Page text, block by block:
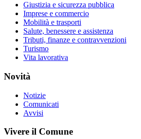
Giustizia e sicurezza pubblica
Imprese e commercio
Mobilità e trasporti
Salute, benessere e assistenza
Tributi, finanze e contravvenzioni
Turismo
Vita lavorativa
Novità
Notizie
Comunicati
Avvisi
Vivere il Comune